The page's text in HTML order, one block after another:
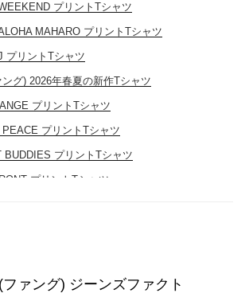
プリントTシャツ
MAHARO プリントTシャツ
プリントTシャツ
ング) 2026年春夏の新作Tシャツ
プリントTシャツ
プリントTシャツ
BUDDIES プリントTシャツ
プリントTシャツ
ァング) ジーンズファクト